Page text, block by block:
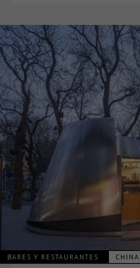
BARES Y RESTAURANTES CHINA